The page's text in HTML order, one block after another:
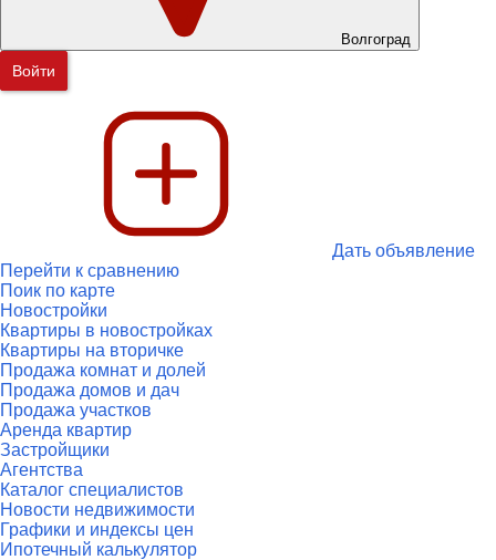
Волгоград
Войти
Дать объявление
Перейти к сравнению
Поик по карте
Новостройки
Квартиры в новостройках
Квартиры на вторичке
Продажа комнат и долей
Продажа домов и дач
Продажа участков
Аренда квартир
Застройщики
Агентства
Каталог специалистов
Новости недвижимости
Графики и индексы цен
Ипотечный калькулятор